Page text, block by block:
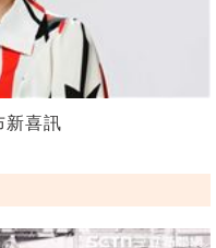
喜訊